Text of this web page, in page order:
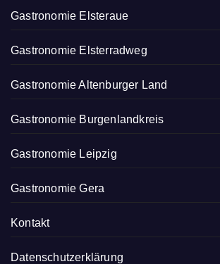
Gastronomie Elsteraue
Gastronomie Elsterradweg
Gastronomie Altenburger Land
Gastronomie Burgenlandkreis
Gastronomie Leipzig
Gastronomie Gera
Kontakt
Datenschutzerklärung